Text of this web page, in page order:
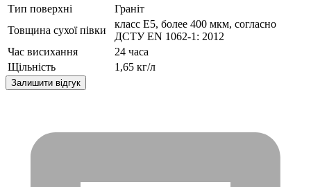
Тип поверхні
Граніт
Товщина сухої півки
класс Е5, более 400 мкм, согласно
ДСТУ EN 1062-1: 2012
Час висихання
24 часа
Щільність
1,65 кг/л
Залишити відгук